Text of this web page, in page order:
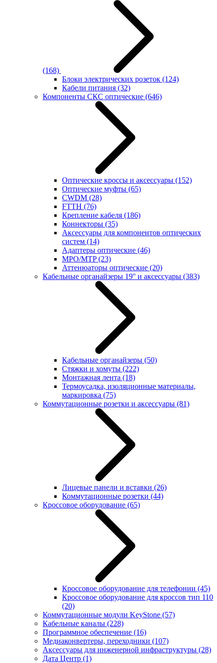
(168)
Блоки электрических розеток (124)
Кабели питания (32)
Компоненты СКС оптические (646)
Оптические кроссы и аксессуары (152)
Оптические муфты (65)
CWDM (28)
FTTH (76)
Крепление кабеля (186)
Коннекторы (35)
Аксессуары для компонентов оптических
систем (14)
Адаптеры оптические (46)
MPO/MTP(23)
Аттенюаторы оптические (20)
Кабельные органайзеры 19'' и аксессуары (383)
Кабельные органайзеры (50)
Стяжки и хомуты (222)
Монтажная лента (18)
Термоусадка, изоляционные материалы,
маркировка (75)
Коммутационные розетки и аксессуары (81)
Лицевые панели и вставки (26)
Коммутационные розетки (44)
Кроссовое оборудование (65)
Кроссовое оборудование для телефонии (45)
Кроссовое оборудование для кроссов тип 110
(20)
Коммутационные модули KeyStone (57)
Кабельные каналы (228)
Программное обеспечение (16)
Медиаконвертеры, переходники (107)
Аксессуары для инженерной инфраструктуры (28)
Дата Центр (1)